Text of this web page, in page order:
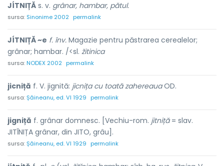
JÍTNIȚĂ s. v. grânar, hambar, pătul.
sursa: Sinonime 2002 permalink
JÍTNIȚĂ ~e f. înv. Magazie pentru păstrarea cerealelor;
grânar; hambar. /<sl. žitinica
sursa:NODEX 2002 permalink
jicniță f. V. jignită: jicnița cu toată zahereauaOD.
sursa:Șăineanu, ed. VI 1929 permalink
jigniță f. grânar domnesc. [Vechiu-rom. jitniță= slav.
JITĬNIȚA grânar, din JITO, grâu].
sursa:Șăineanu, ed. VI 1929 permalink